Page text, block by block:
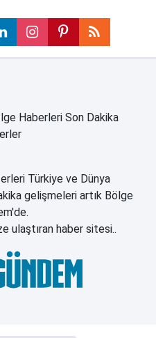
Haberleri Son Dakika
Türkiye ve Dünya
gelişmeleri artık Bölge
ulaştıran haber sitesi..